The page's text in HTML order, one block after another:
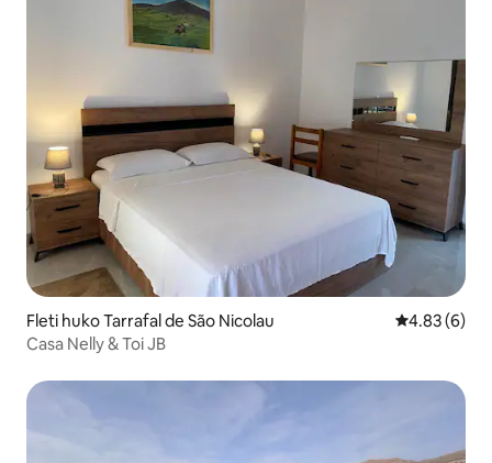
Fleti huko Tarrafal de São Nicolau Ukadiriaji
4.83 (6)
Casa Nelly & Toi JB